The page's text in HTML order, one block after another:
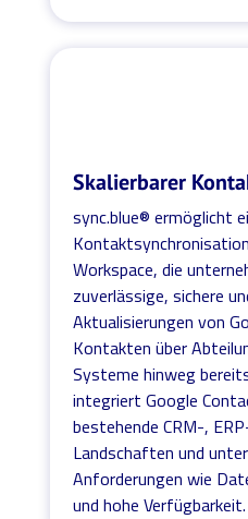
Skalierbarer
sync.blue® ermöglicht
Workspace, die
zuverlässige, sichere
Aktualisierungen von
Kontakten über
Systeme hinweg
integriert Google
bestehende CRM-,
Landschaften und
Anforderungen wie
und hohe Verfügbarkeit.